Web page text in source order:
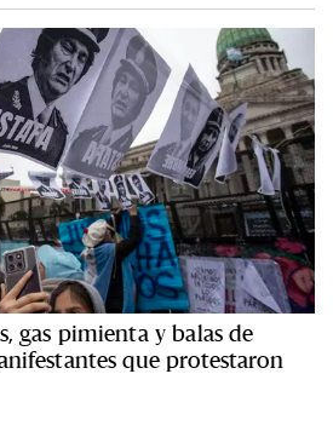
gas pimienta y balas de
que protestaron